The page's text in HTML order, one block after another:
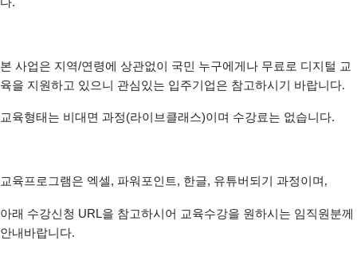
본 사업은 지역/연령에 상관없이 국민 누구에게나 무료로 디지털 교
육을 지원하고 있으니 관심있는 입주기업은 참고하시기 바랍니다.
교육형태는 비대면 과정(라이브클래스)이며 수강료는 없습니다.
교육프로그램은 엑셀, 파워포인트, 한글, 유튜버되기 과정이며,
아래 수강신청 URL을 참고하시어 교육수강을 원하시는 임직원분께
안내바랍니다.